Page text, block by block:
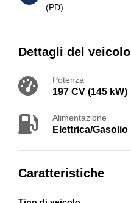
(PD)
Dettagli del veicolo
Potenza
197 CV (145 kW)
Alimentazione
Elettrica/Gasolio
Caratteristiche